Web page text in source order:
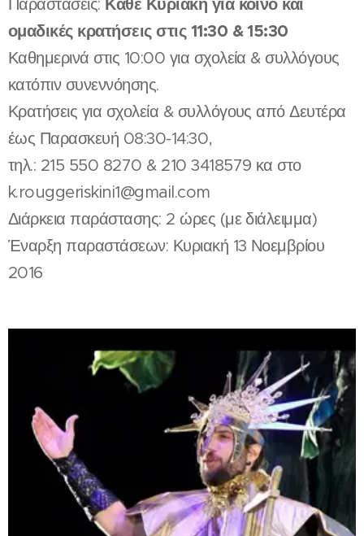
Παραστάσεις:
ομαδικές κρατήσεις στις 11:30 & 15:30
Καθημερινά στις 10:00 για σχολεία & συλλόγους
κατόπιν συνεννόησης.
Κρατήσεις για σχολεία & συλλόγους από Δευτέρα
έως Παρασκευή 08:30-14:30,
τηλ.: 215 550 8270 & 210 3418579 κα στο
k.rouggeriskini1@gmail.com
Διάρκεια παράστασης: 2 ώρες (με διάλειμμα)
Έναρξη παραστάσεων: Κυριακή 13 Νοεμβρίου
2016